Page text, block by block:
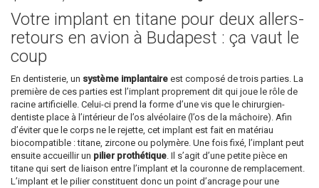
Votre implant en titane pour deux allers-
retours en avion à Budapest : ça vaut le
coup
En dentisterie, un système implantaire est composé de trois parties. La
première de ces parties est l’implant proprement dit qui joue le rôle de
racine artificielle. Celui-ci prend la forme d’une vis que le chirurgien-
dentiste place à l’intérieur de l’os alvéolaire (l’os de la mâchoire). Afin
d’éviter que le corps ne le rejette, cet implant est fait en matériau
biocompatible : titane, zircone ou polymère. Une fois fixé, l’implant peut
ensuite accueillir un pilier prothétique. Il s’agit d’une petite pièce en
titane qui sert de liaison entre l’implant et la couronne de remplacement.
L’implant et le pilier constituent donc un point d’ancrage pour une